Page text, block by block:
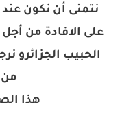
نتمنى أن نكون
على الافادة من
الحبيب الجزائرو
من
هذا